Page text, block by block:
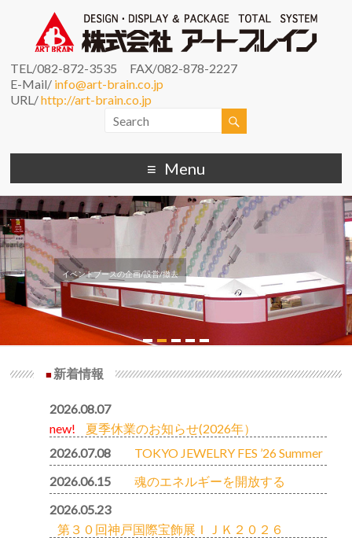
TEL/082-872-3535 FAX/082-878-2227
E-Mail/ info@art-brain.co.jp
URL/http://art-brain.co.jp
Menu
イベントブースの企画/設営/撤去
新着情報
2026.08.07
new!
夏季休業のお知らせ(2026年）
2026.07.08
TOKYO JEWELRY FES ’26 Summer
2026.06.15
魂のエネルギーを開放する
2026.05.23
第３０回神戸国際宝飾展ＩＪＫ２０２６